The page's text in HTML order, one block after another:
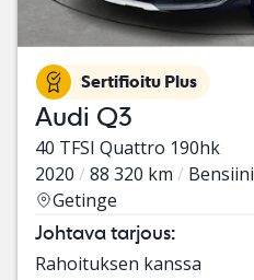
Sertifioitu Plus
Audi Q3
40 TFSI Quattro 190hk
2020
88 320 km
Bensiini
Getinge
Johtava tarjous:
Rahoituksen kanssa